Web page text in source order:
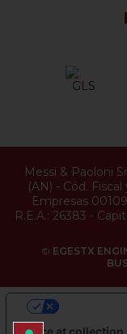
Messi & Paoloni
(AN) - Cód.
Empresas
R.E.A.: 26383 -
© EGESTX